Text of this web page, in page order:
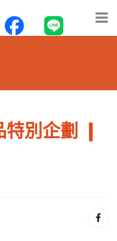
別企劃 ❙